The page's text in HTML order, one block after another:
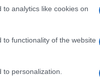
analytics like cookies on
functionality of the website
personalization.
V torek je umrl